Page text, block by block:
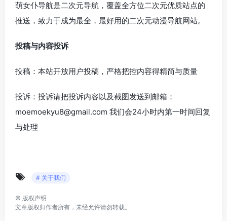
萌女仆导航是二次元导航，覆盖全方位二次元优质站点的
推送，致力于成为最全，最好用的二次元动漫导航网站。
投稿与内容投诉
投稿：本站开放用户投稿，严格把控内容得精简与质量
投诉：投诉请把投诉内容以及截图发送到邮箱：
moemoekyu8@gmail.com 我们会24小时内第一时间回复
与处理
# 关于我们
© 版权声明
文章版权归作者所有，未经允许请勿转载。